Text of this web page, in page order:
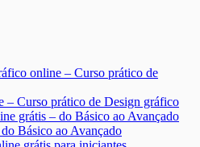
– Curso prático de Design gráfico
Básico ao Avançado